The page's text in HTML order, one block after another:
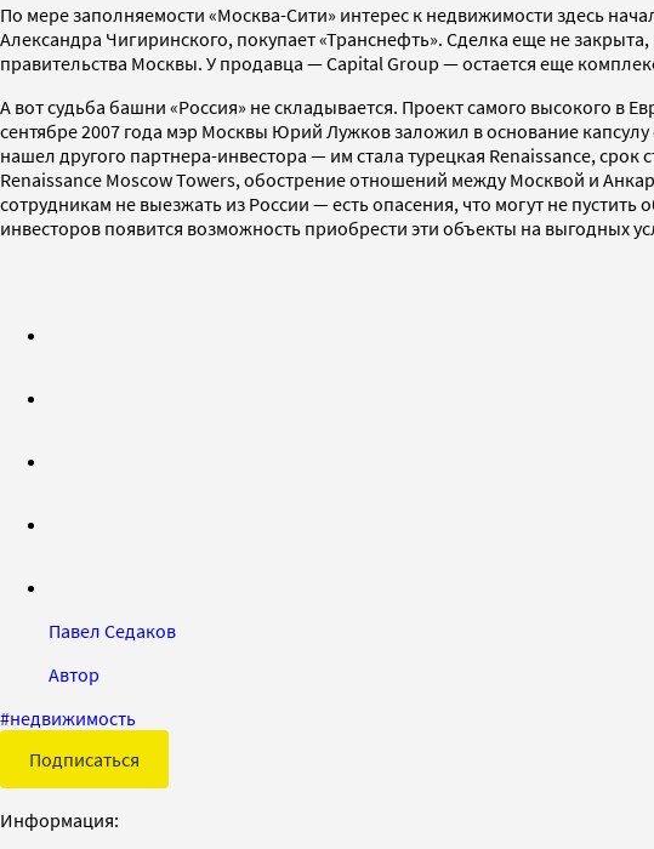
По мере заполняемости «Москва-Сити» интерес к недвижимости здесь
Александра Чигиринского, покупает «Транснефть». Сделка еще не
правительства Москвы. У продавца — Capital Group — остается еще
А вот судьба башни «Россия» не складывается. Проект самого высокого
сентябре 2007 года мэр Москвы Юрий Лужков заложил в основание
нашел другого партнера-инвестора — им стала турецкая Renaissance,
Renaissance Moscow Towers, обострение отношений между Москвой и
сотрудникам не выезжать из России — есть опасения, что могут не пустить
инвесторов появится возможность приобрести эти объекты на выгодных
Павел Седаков
Автор
#недвижимость
Подписаться
Информация: